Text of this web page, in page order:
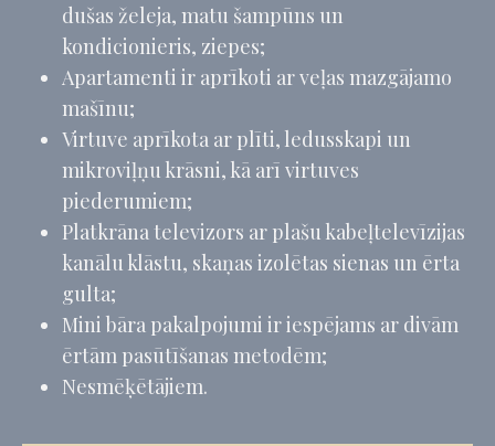
dušas želeja, matu šampūns un
kondicionieris, ziepes;
Apartamenti ir aprīkoti ar veļas mazgājamo
mašīnu;
Virtuve aprīkota ar plīti, ledusskapi un
mikroviļņu krāsni, kā arī virtuves
piederumiem;
Platkrāna televizors ar plašu kabeļtelevīzijas
kanālu klāstu, skaņas izolētas sienas un ērta
gulta;
Mini bāra pakalpojumi ir iespējams ar divām
ērtām pasūtīšanas metodēm;
Nesmēķētājiem.